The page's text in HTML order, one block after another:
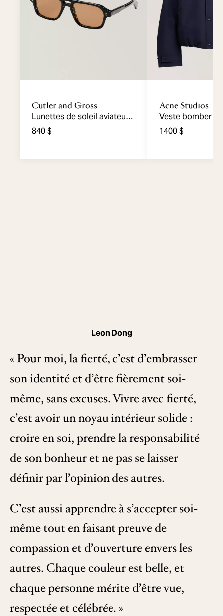
Cutler and Gross
Lunettes de soleil aviateur
GR15
840 $
Acne Studios
Veste bomber
1400 $
Leon Dong
« Pour moi, la fierté, c’est d’embrasser
son identité et d’être fièrement soi-
même, sans excuses. Vivre avec fierté,
c’est avoir un noyau intérieur solide :
croire en soi, prendre la responsabilité
de son bonheur et ne pas se laisser
définir par l’opinion des autres.
C’est aussi apprendre à s’accepter soi-
même tout en faisant preuve de
compassion et d’ouverture envers les
autres. Chaque couleur est belle, et
chaque personne mérite d’être vue,
respectée et célébrée. »